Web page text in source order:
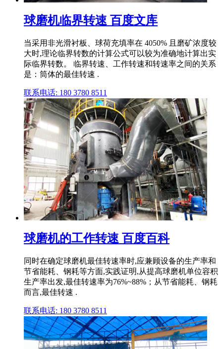
球磨机临界转速 百度文库
当采用非光滑衬板、球荷充填率在 4050% 且磨矿浓度较
大时,理论临界转数的计算公式可以较为准确地计算出实
际临界转数。 临界转速、工作转速和转速率之间的关系
是：筒体的最佳转速 .
联系电话: 180 3780 8511
球磨机的工作转速 百度百科
同时在确定球磨机最佳转速率时,应兼顾设备的生产率和
节省能耗、钢耗等方面,实践证明,从提高球磨机单位容积
生产率出发,最佳转速率为76%~88%；从节省能耗、钢耗
而言,最佳转速 .
联系电话: 180 3780 8511